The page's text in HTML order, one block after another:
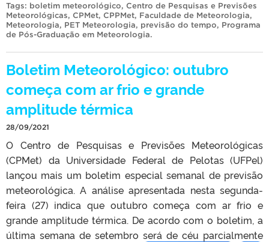
Tags: boletim meteorológico, Centro de Pesquisas e Previsões
Meteorológicas, CPMet, CPPMet, Faculdade de Meteorologia,
Meteorologia, PET Meteorologia, previsão do tempo, Programa
de Pós-Graduação em Meteorologia.
Boletim Meteorológico: outubro
começa com ar frio e grande
amplitude térmica
28/09/2021
O Centro de Pesquisas e Previsões Meteorológicas
(CPMet) da Universidade Federal de Pelotas (UFPel)
lançou mais um boletim especial semanal de previsão
meteorológica. A análise apresentada nesta segunda-
feira (27) indica que outubro começa com ar frio e
grande amplitude térmica. De acordo com o boletim, a
última semana de setembro será de céu parcialmente